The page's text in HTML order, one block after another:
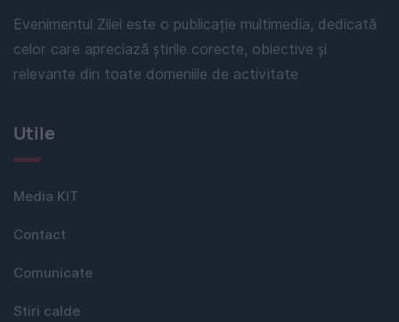
Evenimentul Zilei este o publicație multimedia, dedicată
celor care apreciază știrile corecte, obiective și
relevante din toate domeniile de activitate
Utile
Media KIT
Contact
Comunicate
Stiri calde